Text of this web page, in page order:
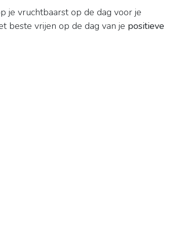
je vruchtbaarst op de dag voor je
beste vrijen op de dag van je positieve